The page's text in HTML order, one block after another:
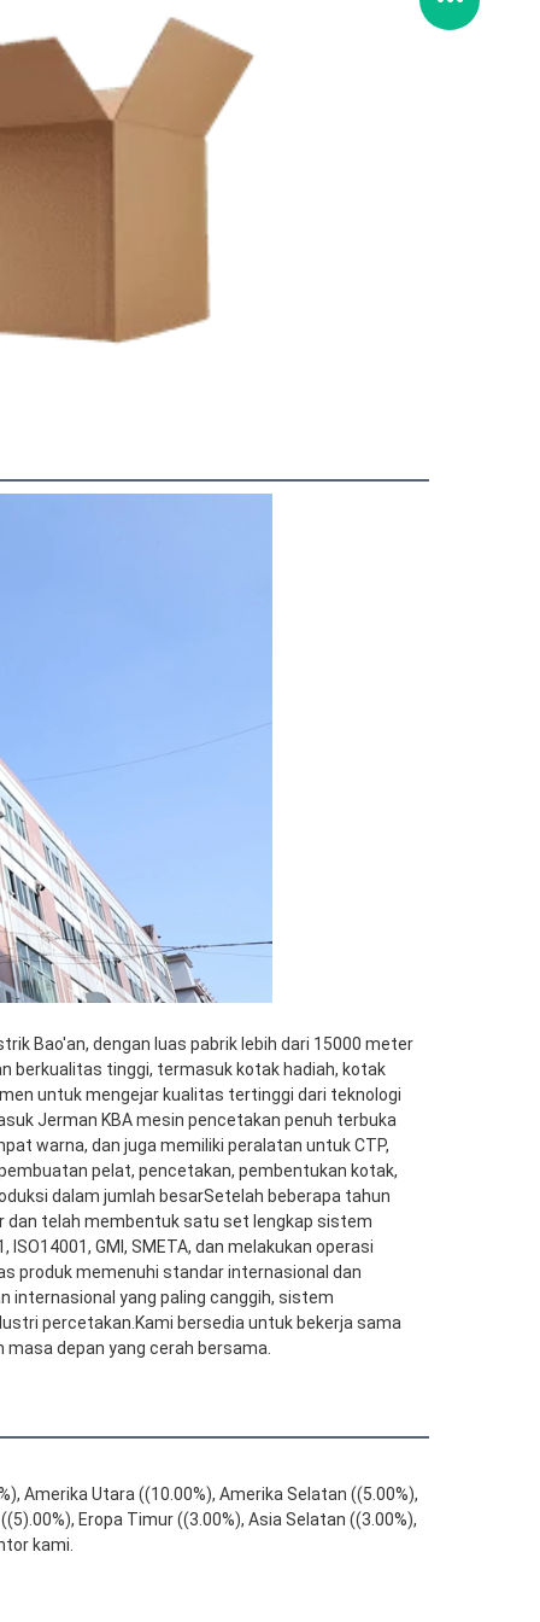
Bao'an, dengan luas pabrik lebih dari 15000 meter
berkualitas tinggi, termasuk kotak hadiah, kotak
untuk mengejar kualitas tertinggi dari teknologi
Jerman KBA mesin pencetakan penuh terbuka
warna, dan juga memiliki peralatan untuk CTP,
pelat, pencetakan, pembentukan kotak,
dalam jumlah besarSetelah beberapa tahun
dan telah membentuk satu set lengkap sistem
GMI, SMETA, dan melakukan operasi
produk memenuhi standar internasional dan
internasional yang paling canggih, sistem
percetakan.Kami bersedia untuk bekerja sama
depan yang cerah bersama.
Amerika Utara ((10.00%), Amerika Selatan ((5.00%),
Eropa Timur ((3.00%), Asia Selatan ((3.00%),
kami.